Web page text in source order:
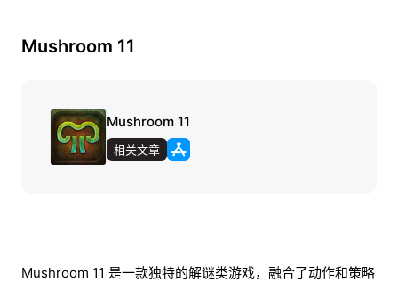
Mushroom 11
Mushroom 11
相关文章
Mushroom 11 是一款独特的解谜类游戏，融合了动作和策略